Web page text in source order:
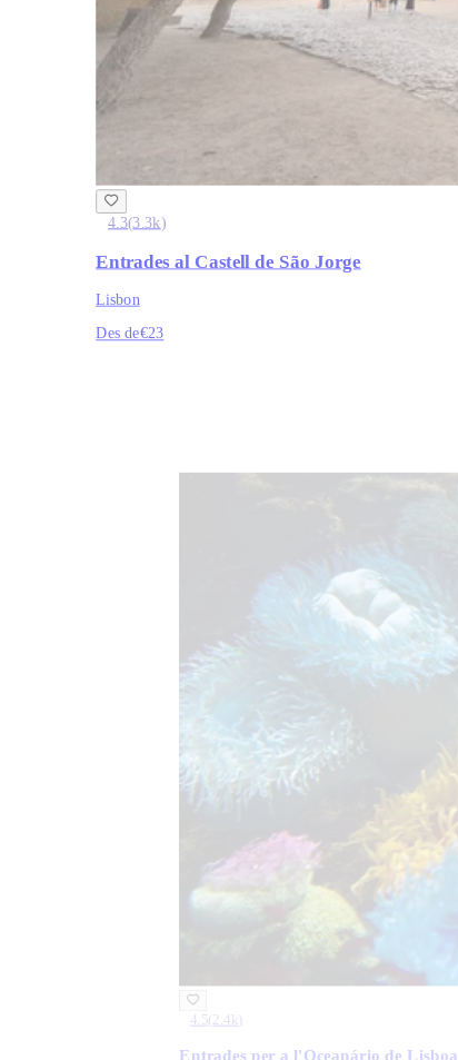
4.3(3.3k)
Entrades al Castell de São Jorge
Lisbon
Des de€23
4.5( 2.4k )
Entrades per a l'Oceanário de Lisboa